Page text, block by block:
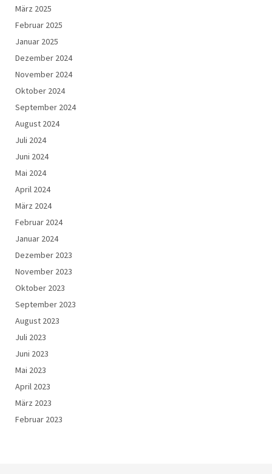
März 2025
Februar 2025
Januar 2025
Dezember 2024
November 2024
Oktober 2024
September 2024
August 2024
Juli 2024
Juni 2024
Mai 2024
April 2024
März 2024
Februar 2024
Januar 2024
Dezember 2023
November 2023
Oktober 2023
September 2023
August 2023
Juli 2023
Juni 2023
Mai 2023
April 2023
März 2023
Februar 2023